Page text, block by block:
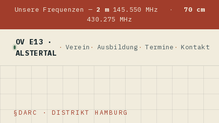
Unsere Frequenzen — 2 m145.550 MHz ·
70 cm
430.275 MHz
OV E13 ·
ALSTERTAL
Verein Ausbildung Termine Kontakt
DARC · DISTRIKT HAMBURG